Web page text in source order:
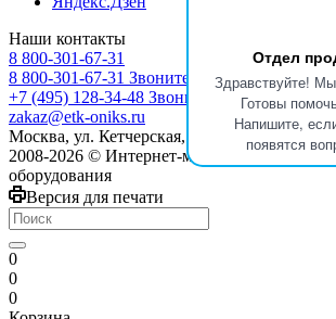
Отдел
Здравствуйте!
Готовы
Напишите,
появятся
Наши контакты
8 800-301-67-31
8 800-301-67-31 Звоните с 9:00 до 17:00
+7 (495) 128-34-48 Звоните с 8:30 до 17:30
zakaz@etk-oniks.ru
Москва, ул. Кетчерская,13
2008-2026 © Интернет-магазин
оборудования
Версия для печати
0
0
0